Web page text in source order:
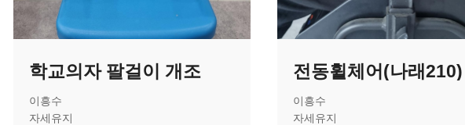
학교의자 팔걸이 개조
이흥수
자세유지
이흥수
자세유지